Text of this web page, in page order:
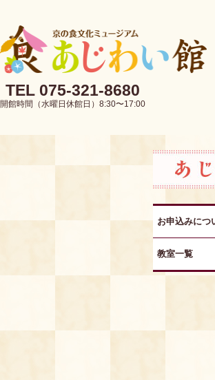
TEL 075-321-8680
開館時間（水曜日休館日）8:30〜17:00
お申込みにつ
教室一覧